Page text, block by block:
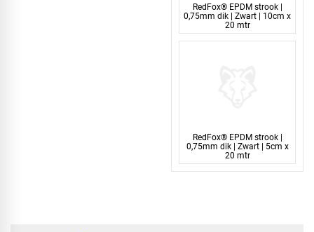
RedFox® EPDM strook |
0,75mm dik | Zwart | 10cm x
20 mtr
RedFox® EPDM strook |
0,75mm dik | Zwart | 5cm x
20 mtr